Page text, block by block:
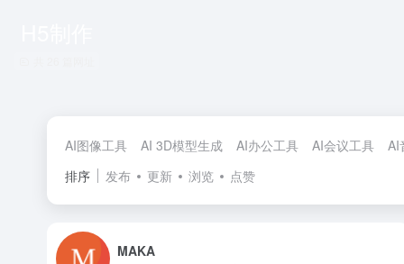
AI图像工具 AI 3D模型生成 AI办公工具 AI会议工具
AI
排序
发布 更新 浏览 点赞
MAKA